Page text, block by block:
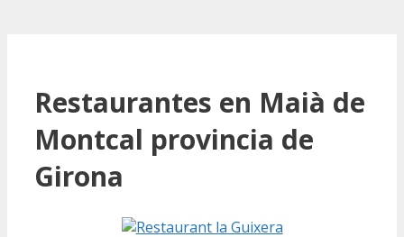
Restaurantes en Maià de
Montcal provincia de
Girona